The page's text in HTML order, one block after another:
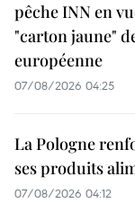
pêche INN en
"carton jaune"
européenne
07/08/2026 04:25
La Pologne
ses produits
07/08/2026 04:12